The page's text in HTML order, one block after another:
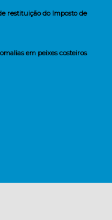
restituição do Imposto de
em peixes costeiros